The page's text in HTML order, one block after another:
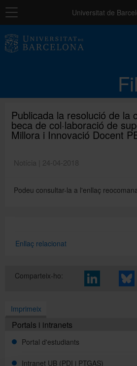
Navegació Universitat de
Estudis
Recerca i
Español
Publicada la resolució de la
beca de col·laboració de
Millora i Innovació Docent
Notícia | 24-04-2018
Podeu consultar-la a l'enllaç
Enllaç relacionat
Comparteix-ho:
Imprimeix
Portals i intranets
Portal d'estudiants
Intranet UB (PDI i PTGAS)